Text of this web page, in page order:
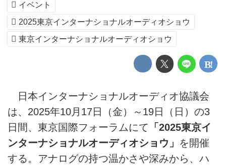
イベント
2025東京インターナショナルオーディオショウ
東京インターナショナルオーディオショウ
日本インターナショナルオーディオ協議会
は、2025年10月17日（金）～19日（日）の3
日間、東京国際フォーラムにて 「2025東京イ
ンターナショナルオーディオショウ」 を開催
する。アナログの持つ温かさや深みから、ハ